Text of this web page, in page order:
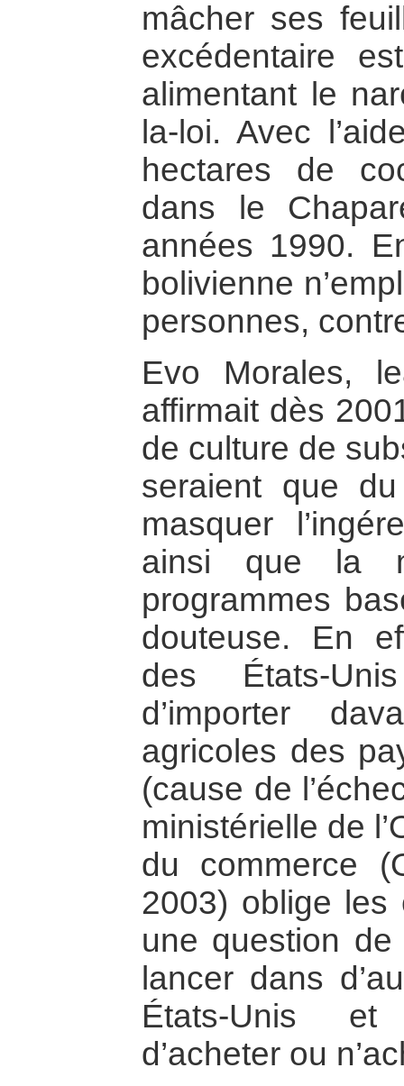
mâcher ses
excédentaire
alimentant le
la-loi. Avec
hectares de
dans le
années 1990.
bolivienne
personnes,
Evo Morales,
affirmait dès
de culture de
seraient que
masquer
ainsi que la
programmes
douteuse. En
des États-
d’importer
agricoles des
(cause de
ministérielle de
du commerce
2003) oblige les
une question
lancer dans
États-Unis et
d’acheter ou